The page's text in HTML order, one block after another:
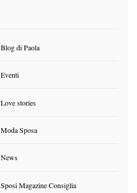
Blog di Paola
Eventi
Love stories
Moda Sposa
News
Sposi Magazine Consiglia